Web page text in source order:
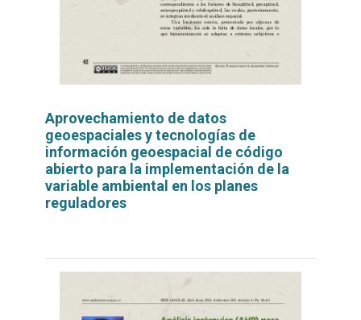
Aprovechamiento de datos
geoespaciales y tecnologías de
información geoespacial de código
abierto para la implementación de la
variable ambiental en los planes
reguladores